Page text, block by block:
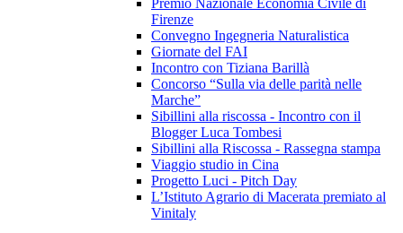
Premio Nazionale Economia Civile di
Firenze
Convegno Ingegneria Naturalistica
Giornate del FAI
Incontro con Tiziana Barillà
Concorso “Sulla via delle parità nelle
Marche”
Sibillini alla riscossa - Incontro con il
Blogger Luca Tombesi
Sibillini alla Riscossa - Rassegna stampa
Viaggio studio in Cina
Progetto Luci - Pitch Day
L’Istituto Agrario di Macerata premiato al
Vinitaly